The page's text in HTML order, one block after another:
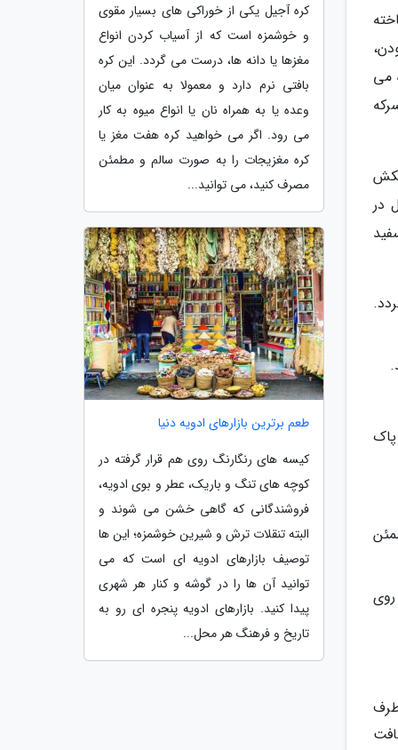
می
در
محلول روی
کره آجیل یکی از خوراکی های بسیار مقوی
و خوشمزه است که از آسیاب کردن انواع
مغزها یا دانه ها، درست می گردد. این کره
بافتی نرم دارد و معمولا به عنوان میان
وعده یا به همراه نان یا انواع میوه به کار
می رود. اگر می خواهید کره هفت مغز یا
کره مغزیجات را به صورت سالم و مطمئن
مصرف کنید، می توانید...
طعم برترین بازارهای ادویه دنیا
کیسه های رنگارنگ روی هم قرار گرفته در
کوچه های تنگ و باریک، عطر و بوی ادویه،
فروشندگانی که گاهی خشن می شوند و
البته تنقلات ترش و شیرین خوشمزه؛ این ها
توصیف بازارهای ادویه ای است که می
توانید آن ها را در گوشه و کنار هر شهری
پیدا کنید. بازارهای ادویه پنجره ای رو به
تاریخ و فرهنگ هر محل...